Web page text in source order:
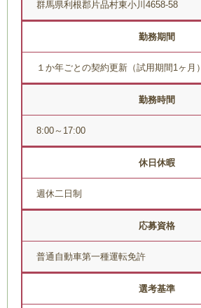
群馬県利根郡片品村東小川4658-58
勤務期間
１か年ごとの契約更新（試用期間1ヶ月）
勤務時間
8:00～17:00
休日休暇
週休二日制
応募資格
普通自動車第一種運転免許
選考基準